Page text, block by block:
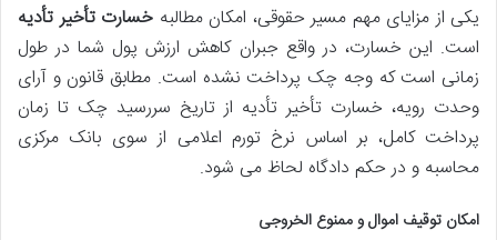
یکی از مزایای مهم مسیر حقوقی، امکان مطالبه خسارت تأخیر تأدیه
است. این خسارت، در واقع جبران کاهش ارزش پول شما در طول
زمانی است که وجه چک پرداخت نشده است. مطابق قانون و آرای
وحدت رویه، خسارت تأخیر تأدیه از تاریخ سررسید چک تا زمان
پرداخت کامل، بر اساس نرخ تورم اعلامی از سوی بانک مرکزی
محاسبه و در حکم دادگاه لحاظ می شود.
امکان توقیف اموال و ممنوع الخروجی